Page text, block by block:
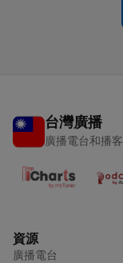
台灣廣播
廣播電台和播客
資源
廣播電台